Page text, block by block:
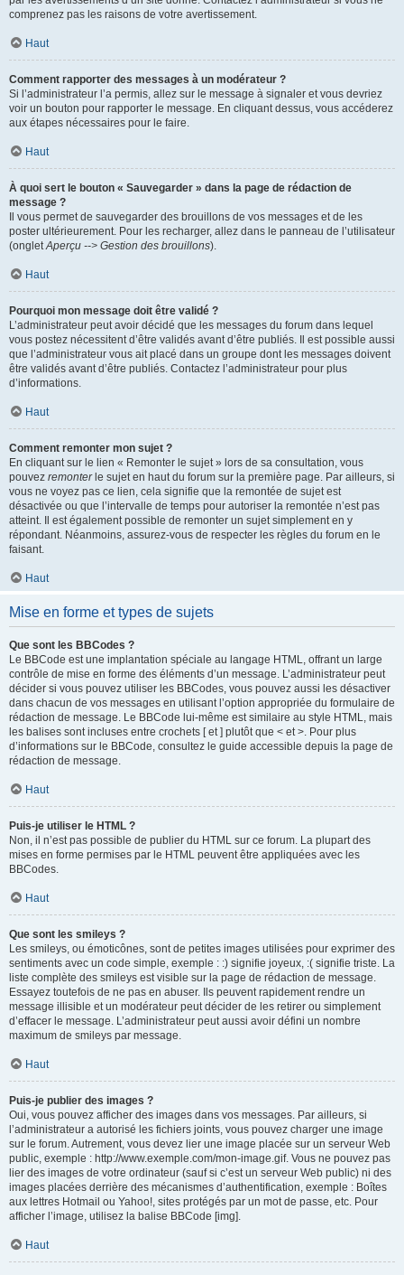
comprenez pas les raisons de votre avertissement.
Haut
Comment rapporter des messages à un modérateur ?
Si l’administrateur l’a permis, allez sur le message à signaler et vous devriez
voir un bouton pour rapporter le message. En cliquant dessus, vous accéderez
aux étapes nécessaires pour le faire.
Haut
À quoi sert le bouton « Sauvegarder » dans la page de rédaction de
message ?
Il vous permet de sauvegarder des brouillons de vos messages et de les
poster ultérieurement. Pour les recharger, allez dans le panneau de l’utilisateur
(ongletAperçu --> Gestion des brouillons).
Haut
Pourquoi mon message doit être validé ?
L’administrateur peut avoir décidé que les messages du forum dans lequel
vous postez nécessitent d’être validés avant d’être publiés. Il est possible aussi
que l’administrateur vous ait placé dans un groupe dont les messages doivent
être validés avant d’être publiés. Contactez l’administrateur pour plus
d’informations.
Haut
Comment remonter mon sujet ?
En cliquant sur le lien « Remonter le sujet » lors de sa consultation, vous
pouvez remonterle sujet en haut du forum sur la première page. Par ailleurs, si
vous ne voyez pas ce lien, cela signifie que la remontée de sujet est
désactivée ou que l’intervalle de temps pour autoriser la remontée n’est pas
atteint. Il est également possible de remonter un sujet simplement en y
répondant. Néanmoins, assurez-vous de respecter les règles du forum en le
faisant.
Haut
Mise en forme et types de sujets
Que sont les BBCodes ?
Le BBCode est une implantation spéciale au langage HTML, offrant un large
contrôle de mise en forme des éléments d’un message. L’administrateur peut
décider si vous pouvez utiliser les BBCodes, vous pouvez aussi les désactiver
dans chacun de vos messages en utilisant l’option appropriée du formulaire de
rédaction de message. Le BBCode lui-même est similaire au style HTML, mais
les balises sont incluses entre crochets [ et ] plutôt que < et >. Pour plus
d’informations sur le BBCode, consultez le guide accessible depuis la page de
rédaction de message.
Haut
Puis-je utiliser le HTML ?
Non, il n’est pas possible de publier du HTML sur ce forum. La plupart des
mises en forme permises par le HTML peuvent être appliquées avec les
BBCodes.
Haut
Que sont les smileys ?
Les smileys, ou émoticônes, sont de petites images utilisées pour exprimer des
sentiments avec un code simple, exemple : :) signifie joyeux, :( signifie triste. La
liste complète des smileys est visible sur la page de rédaction de message.
Essayez toutefois de ne pas en abuser. Ils peuvent rapidement rendre un
message illisible et un modérateur peut décider de les retirer ou simplement
d’effacer le message. L’administrateur peut aussi avoir défini un nombre
maximum de smileys par message.
Haut
Puis-je publier des images ?
Oui, vous pouvez afficher des images dans vos messages. Par ailleurs, si
l’administrateur a autorisé les fichiers joints, vous pouvez charger une image
sur le forum. Autrement, vous devez lier une image placée sur un serveur Web
public, exemple : http://www.exemple.com/mon-image.gif. Vous ne pouvez pas
lier des images de votre ordinateur (sauf si c’est un serveur Web public) ni des
images placées derrière des mécanismes d’authentification, exemple : Boîtes
aux lettres Hotmail ou Yahoo!, sites protégés par un mot de passe, etc. Pour
afficher l’image, utilisez la balise BBCode [img].
Haut